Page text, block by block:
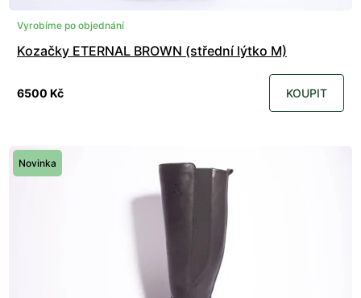
Vyrobíme po objednání
Kozačky ETERNAL BROWN (střední lýtko M)
6500 Kč KOUPIT
Novinka